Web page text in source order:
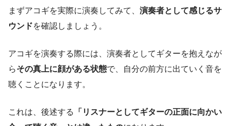
まずアコギを実際に演奏してみて、 演奏者として感じるサ
ウンドを確認しましょう。
アコギを演奏する際には、演奏者としてギターを抱えなが
らその真上に顔がある状態で、自分の前方に出ていく音を
聴くことになります。
これは、後述する
「リスナーとしてギターの正面に向かい